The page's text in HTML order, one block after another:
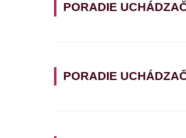
PORADIE
PORADIE